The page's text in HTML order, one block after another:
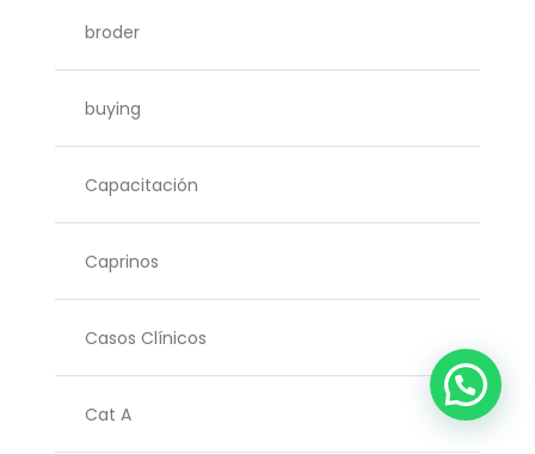
broder
buying
Capacitación
Caprinos
Casos Clínicos
Cat A